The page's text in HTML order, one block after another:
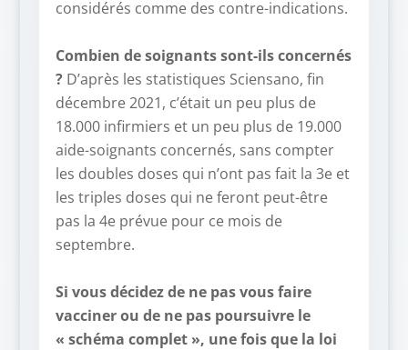
considérés comme des contre-indications.
Combien de soignants sont-ils concernés
? D’après les statistiques Sciensano, fin
décembre 2021, c’était un peu plus de
18.000 infirmiers et un peu plus de 19.000
aide-soignants concernés, sans compter
les doubles doses qui n’ont pas fait la 3e et
les triples doses qui ne feront peut-être
pas la 4e prévue pour ce mois de
septembre.
Si vous décidez de ne pas vous faire
vacciner ou de ne pas poursuivre le
« schéma complet », une fois que la loi